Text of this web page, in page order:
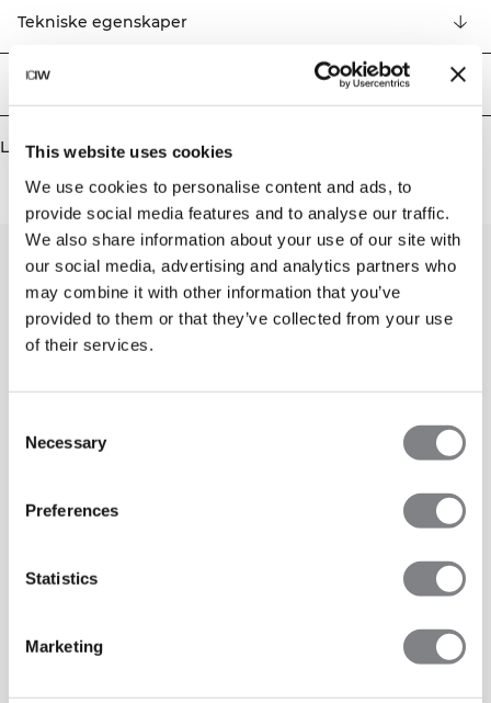
This website uses cookies
We use cookies to personalise content and ads, to
provide social media features and to analyse our traffic.
We also share information about your use of our site with
our social media, advertising and analytics partners who
may combine it with other information that you’ve
provided to them or that they’ve collected from your use
of their services.
Selection
Necessary
Preferences
Statistics
Marketing
Tekniske egenskaper
Levering og retur
Lignende produkter